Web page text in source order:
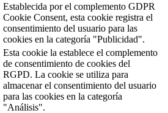
Establecida por el complemento GDPR
Cookie Consent, esta cookie registra el
consentimiento del usuario para las
cookies en la categoría "Publicidad".
Esta cookie la establece el complemento
de consentimiento de cookies del
RGPD. La cookie se utiliza para
almacenar el consentimiento del usuario
para las cookies en la categoría
"Análisis".